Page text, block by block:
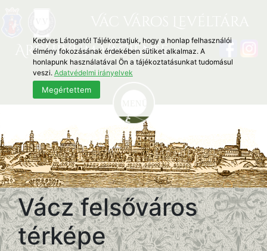
Archivum Vaciense
Vácz felsőváros
térképe
Kedves Látogató! Tájékoztatjuk, hogy a honlap felhasználói
élmény fokozásának érdekében sütiket alkalmaz. A
honlapunk használatával Ön a tájékoztatásunkat tudomásul
veszi. Adatvédelmi irányelvek
Megértettem